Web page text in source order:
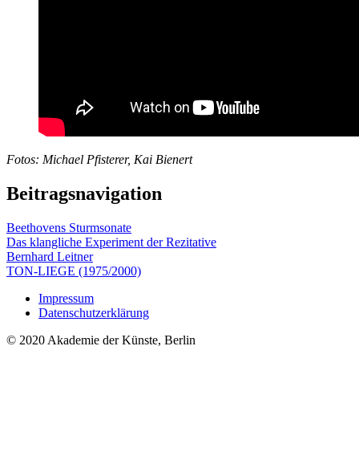
Fotos: Michael Pfisterer, Kai Bienert
Beitragsnavigation
Beethovens Sturmsonate
Das klangliche Experiment der Rezitative
Bernhard Leitner
TON-LIEGE (1975/2000)
Impressum
Datenschutzerklärung
© 2020 Akademie der Künste, Berlin